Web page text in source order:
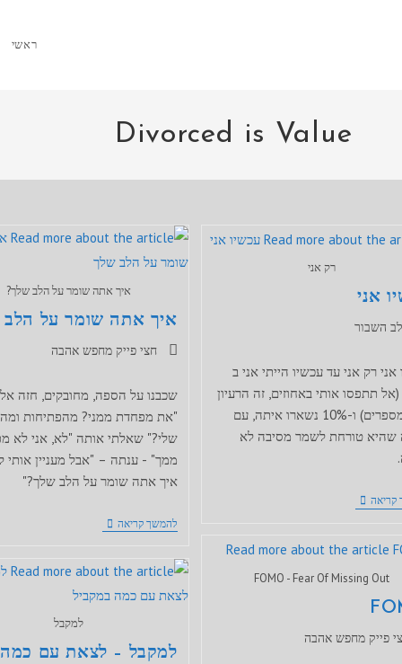
ראשי
Divorced is Value
רק אני
אני
השבור
אני רק אני עד עכשיו הייתי אני ב
(אל תתפסו אותי באחוזים, זה הרעיון
לא המספרים) ו-10% נשארו איתה, עם
שהיא טורחת לשמר מסיבה לא
קריאהעכשיו
אני
איך אתה שומר על הלב שלך?
איך אתה שומר על
קטגוריה:חצי פייק מחפש אהבה
שכבנו על הספה, מחובקים, חזה
"את מפחדת ממני? מהפתיחות
שלי?" שאלתי אותה "לא, אני לא
ממך" - ענתה – "אבל מעניין אותי
איך אתה שומר על הלב שלך?"
להמשך קריאהאיך
על
הלב
שלך
FOMO - Fear Of Missing Out
פייק מחפש אהבה
למקבל
למקבל – לצאת עם כמה